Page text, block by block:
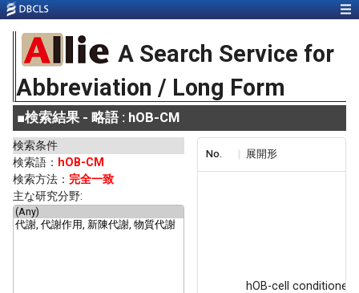
A Search Service for
Abbreviation / Long Form
■検索結果 - 略語 : hOB-CM
検索条件
検索語： hOB-CM
検索方法： 完全一致
主な研究分野:
No. 展開形
hOB-cell conditioned